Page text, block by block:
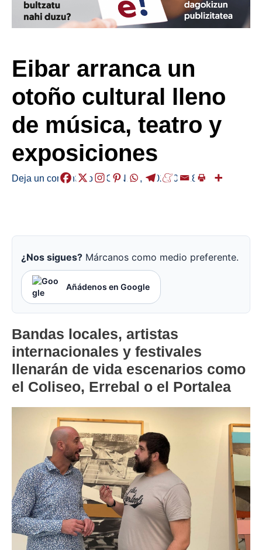
Eibar arranca un
otoño cultural lleno
de música, teatro y
exposiciones
Deja un comentario /AGENDA , /2025-09-18
¿Nos sigues? Márcanos como medio preferente.
Añádenos en Google
Bandas locales, artistas
internacionales y festivales
llenarán de vida escenarios como
el Coliseo, Errebal o el Portalea